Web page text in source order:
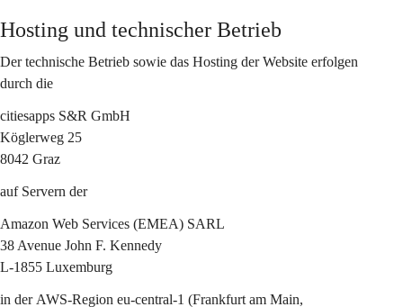
Hosting und technischer Betrieb
Der technische Betrieb sowie das Hosting der Website erfolgen
durch die
citiesapps S&R GmbH
Köglerweg 25
8042 Graz
auf Servern der
Amazon Web Services (EMEA) SARL
38 Avenue John F. Kennedy
L-1855 Luxemburg
in der AWS-Region eu-central-1 (Frankfurt am Main,